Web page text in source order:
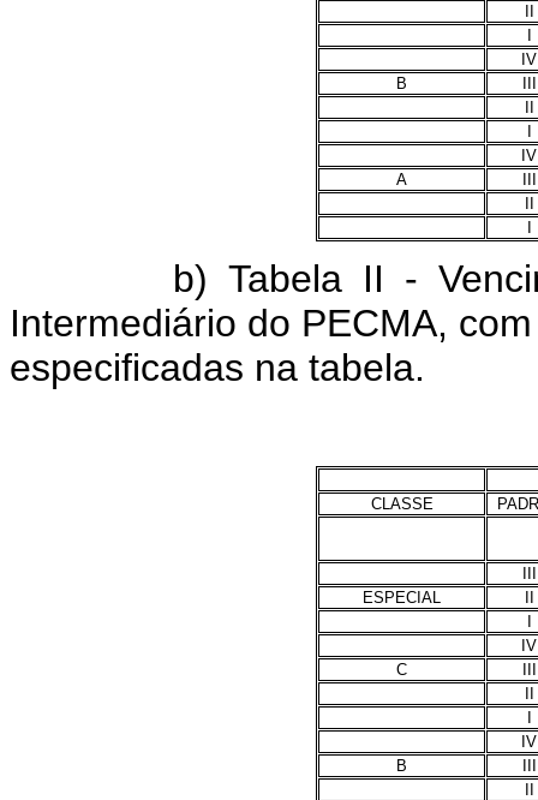
II
I
IV
B
III
II
I
IV
A
III
II
I
b) Tabela II -
Intermediário do PECMA,
especificadas na tabela.
CLASSE
III
ESPECIAL
II
I
IV
C
III
II
I
IV
B
III
II